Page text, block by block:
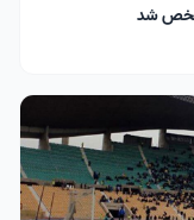
مشخص شد